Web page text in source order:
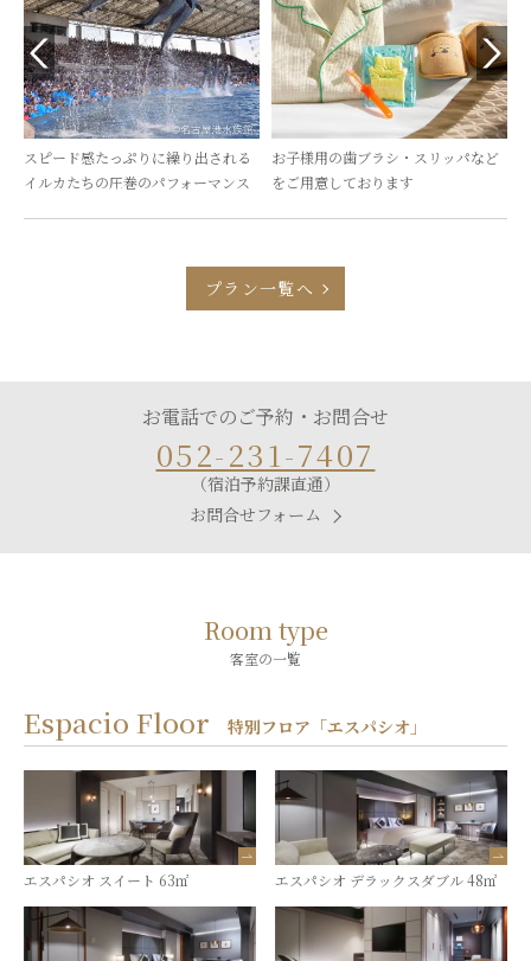
スピード感たっぷりに繰り出される
イルカたちの圧巻のパフォーマンス
お子様用の歯ブラシ・スリッパなど
をご用意しております
プラン一覧へ
お電話でのご予約・お問合せ
052-231-7407
（宿泊予約課直通）
お問合せフォーム
Room type
客室の一覧
Espacio Floor 特別フロア「エスパシオ」
エスパシオ スイート 63㎡ エスパシオ デラックスダブル 48㎡